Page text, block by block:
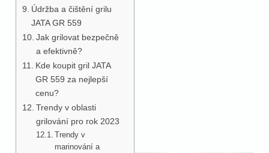
Údržba a čištění grilu
JATA GR 559
Jak grilovat bezpečně
a efektivně?
Kde koupit gril JATA
GR 559 za nejlepší
cenu?
Trendy v oblasti
grilování pro rok 2023
Trendy v
marinování a